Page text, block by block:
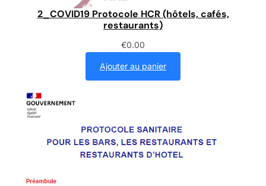
2_COVID19 Protocole HCR (hôtels, cafés,
restaurants)
€0.00
Ajouter au panier